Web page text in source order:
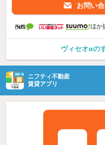
お問い
ほか
ヴィセオαの
ニフティ不動産
賃貸アプリ